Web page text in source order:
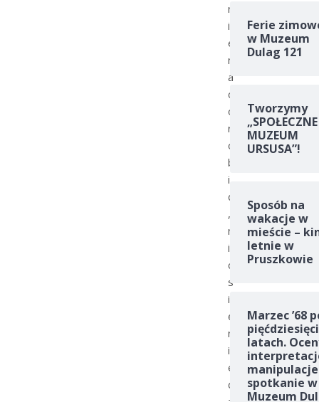
n
i
e
m
a
c
o
r
o
b
i
ć
,
n
i
c
s
i
ę
n
i
e
d
Ferie
w Muzeum
Dulag 121
Tworzymy
„SPOŁECZNE
MUZEUM
URSUSA”!
Sposób na
wakacje w
mieście –
letnie w
Pruszkowie
Marzec ’68
latach.
spotkanie w
Muzeum